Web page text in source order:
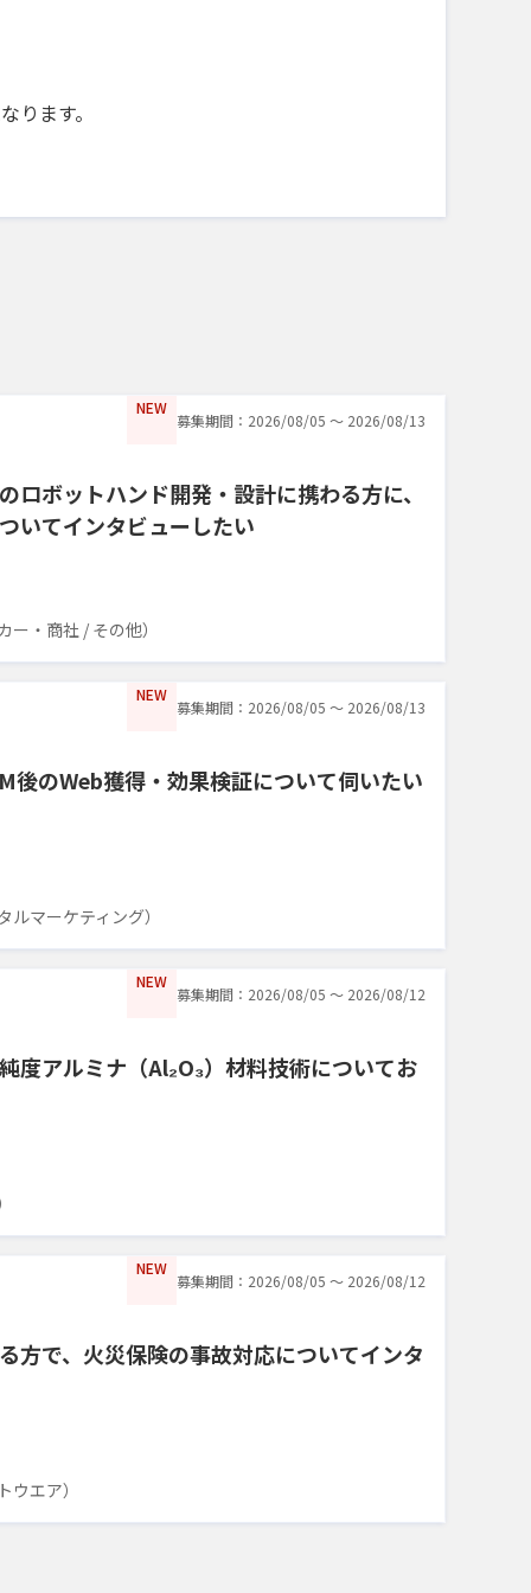
ります。
NEW
募集期間：2026/08/05 〜 2026/08/13
ロボットハンド開発・設計に携わる方に、
いてインタビューしたい
・商社 / その他）
NEW
募集期間：2026/08/05 〜 2026/08/13
後のWeb獲得・効果検証について伺いたい
マーケティング）
NEW
募集期間：2026/08/05 〜 2026/08/12
度アルミナ（Al₂O₃）材料技術についてお
NEW
募集期間：2026/08/05 〜 2026/08/12
方で、火災保険の事故対応についてインタ
エア）